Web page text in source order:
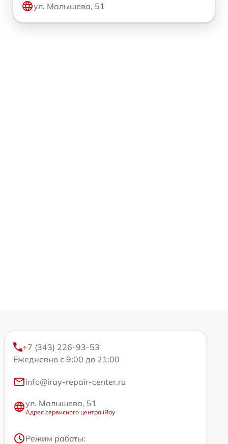
ул. Малышева, 51
+7 (343) 226-93-53
Ежедневно с 9:00 до 21:00
info@iray-repair-center.ru
ул. Малышева, 51
Адрес сервисного центра iRay
Режим работы: